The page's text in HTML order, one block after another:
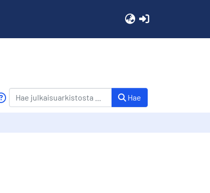
Hae